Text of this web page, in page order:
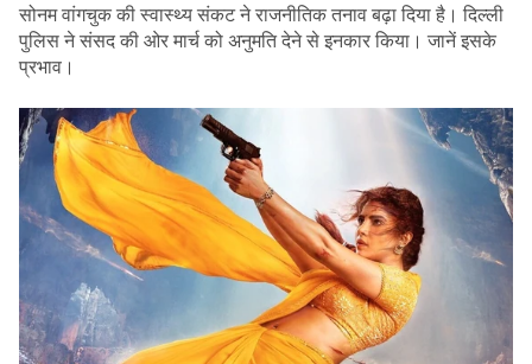
सोनम वांगचुक की स्वास्थ्य संकट ने राजनीतिक तनाव बढ़ा दिया है। दिल्ली
पुलिस ने संसद की ओर मार्च को अनुमति देने से इनकार किया। जानें इसके
प्रभाव।